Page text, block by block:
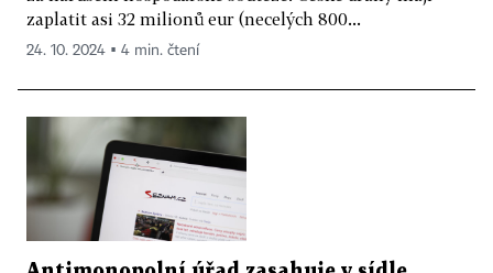
zaplatit asi 32 milionů eur (necelých 800...
24. 10. 2024 ▪ 4 min. čtení